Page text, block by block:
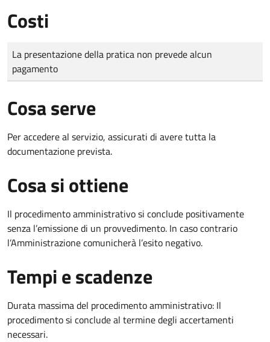
Costi
Tipo di pagamento
Importo
La presentazione della pratica non prevede alcun
pagamento
Cosa serve
Per accedere al servizio, assicurati di avere tutta la
documentazione prevista.
Cosa si ottiene
Il procedimento amministrativo si conclude positivamente
senza l’emissione di un provvedimento. In caso contrario
l’Amministrazione comunicherà l’esito negativo.
Tempi e scadenze
Durata massima del procedimento amministrativo: Il
procedimento si conclude al termine degli accertamenti
necessari.